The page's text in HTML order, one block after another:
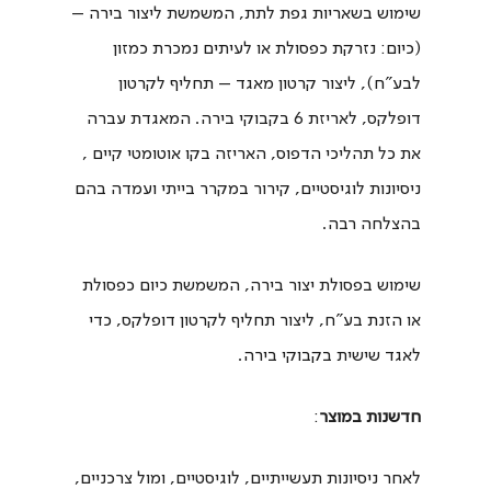
שימוש בשאריות גפת לתת, המשמשת ליצור בירה –
(כיום: נזרקת כפסולת או לעיתים נמכרת כמזון
לבע"ח), ליצור קרטון מאגד – תחליף לקרטון
דופלקס, לאריזת 6 בקבוקי בירה. המאגדת עברה
את כל תהליכי הדפוס, האריזה בקו אוטומטי קיים ,
ניסיונות לוגיסטיים, קירור במקרר בייתי ועמדה בהם
בהצלחה רבה.
שימוש בפסולת יצור בירה, המשמשת כיום כפסולת
או הזנת בע"ח, ליצור תחליף לקרטון דופלקס, כדי
לאגד שישית בקבוקי בירה.
חדשנות במוצר:
לאחר ניסיונות תעשייתיים, לוגיסטיים, ומול צרכניים,